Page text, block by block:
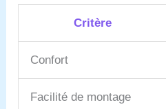
Critère
Confort
Facilité de montage